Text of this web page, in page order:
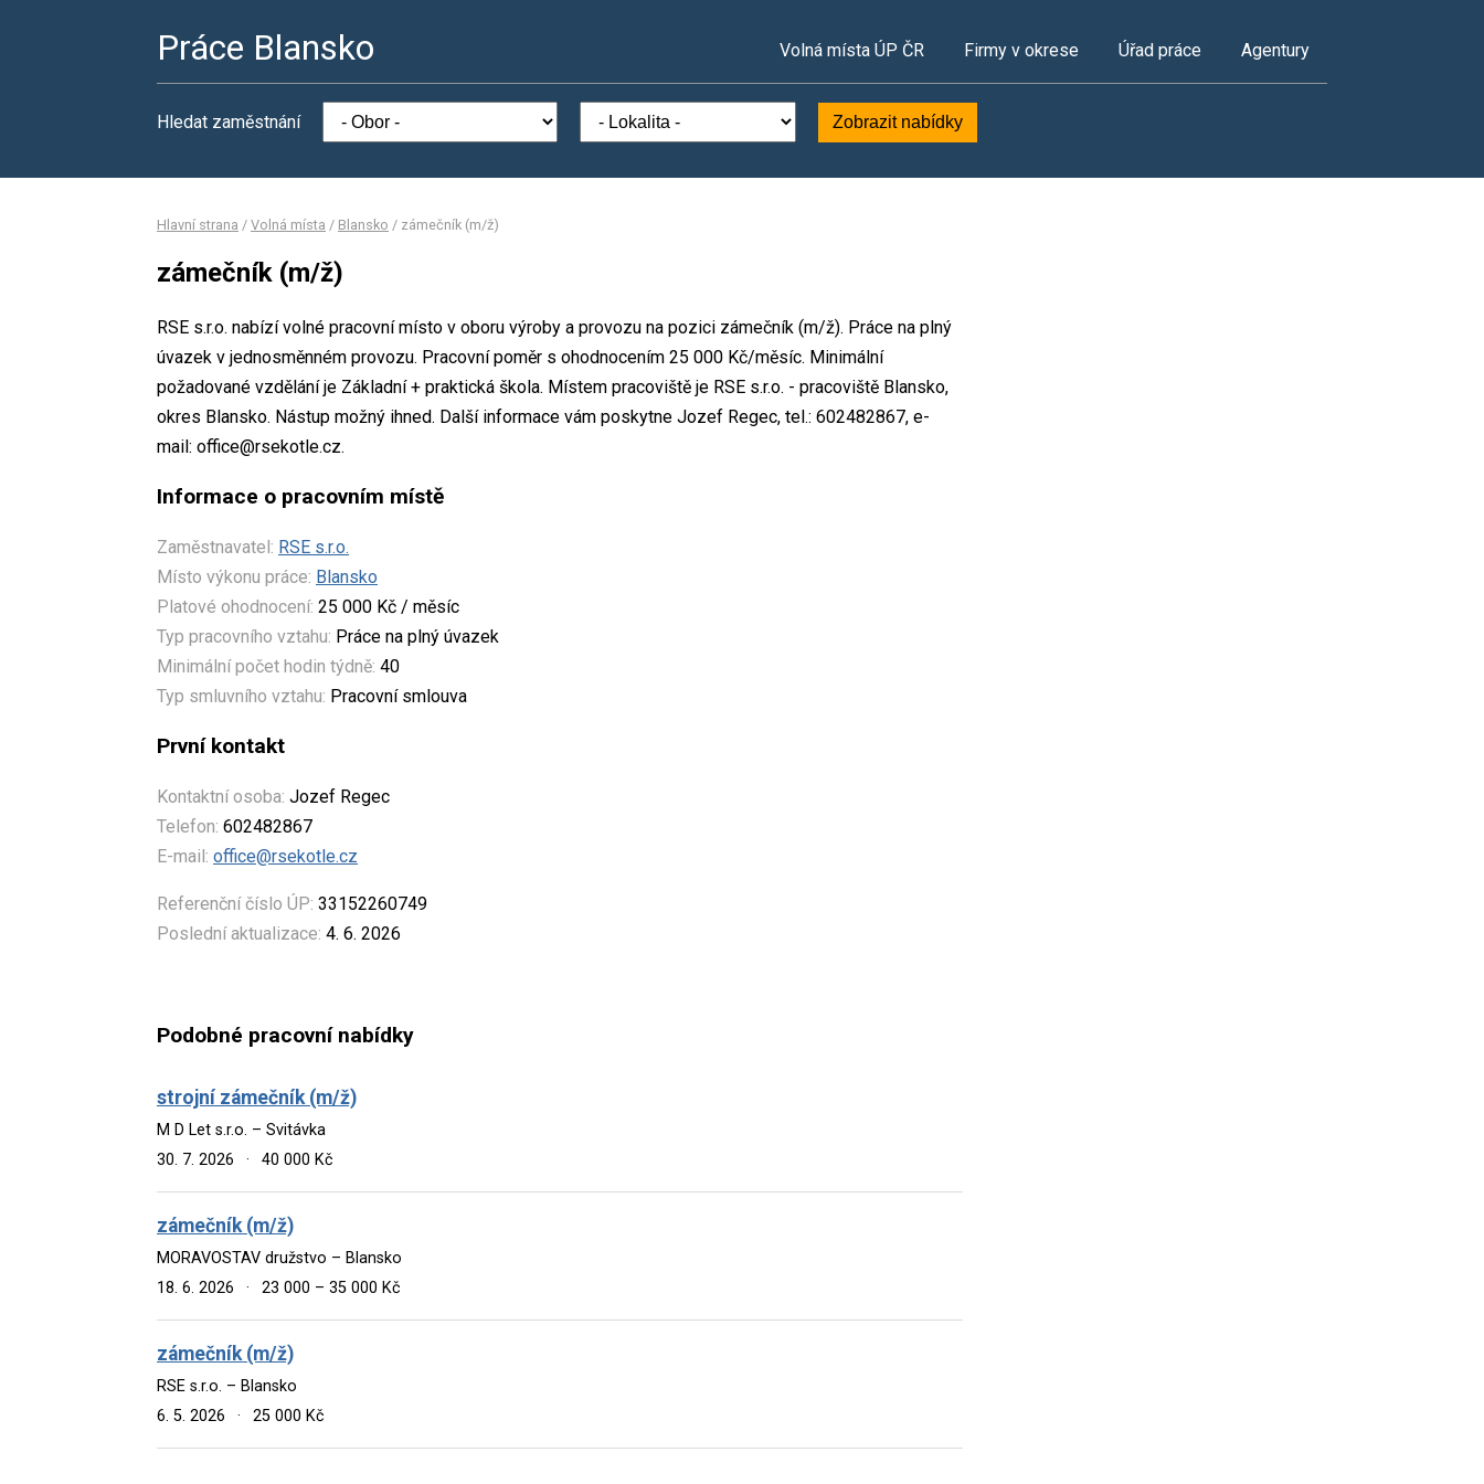
Práce Blansko Volná místa ÚP ČR Firmy v okrese Úřad práce Agentury
Hledat zaměstnání Zobrazit nabídky
Hlavní strana / Volná místa / Blansko / zámečník (m/ž)
zámečník (m/ž)
RSE s.r.o. nabízí volné pracovní místo v oboru výroby a provozu na pozici zámečník (m/ž). Práce na plný
úvazek v jednosměnném provozu. Pracovní poměr s ohodnocením 25 000 Kč/měsíc. Minimální
požadované vzdělání je Základní + praktická škola. Místem pracoviště je RSE s.r.o. - pracoviště Blansko,
okres Blansko. Nástup možný ihned. Další informace vám poskytne Jozef Regec, tel.: 602482867, e-
mail: office@rsekotle.cz.
Informace o pracovním místě
Zaměstnavatel: RSE s.r.o.
Místo výkonu práce: Blansko
Platové ohodnocení: 25 000 Kč / měsíc
Typ pracovního vztahu: Práce na plný úvazek
Minimální počet hodin týdně: 40
Typ smluvního vztahu: Pracovní smlouva
První kontakt
Kontaktní osoba: Jozef Regec
Telefon: 602482867
E-mail: office@rsekotle.cz
Referenční číslo ÚP: 33152260749
Poslední aktualizace: 4. 6. 2026
Podobné pracovní nabídky
strojní zámečník (m/ž)
M D Let s.r.o. – Svitávka
30. 7. 2026
· 40 000 Kč
zámečník (m/ž)
MORAVOSTAV družstvo – Blansko
18. 6. 2026
· 23 000 – 35 000 Kč
zámečník (m/ž)
RSE s.r.o. – Blansko
6. 5. 2026
· 25 000 Kč